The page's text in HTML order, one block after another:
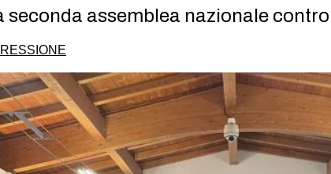
seconda assemblea nazionale